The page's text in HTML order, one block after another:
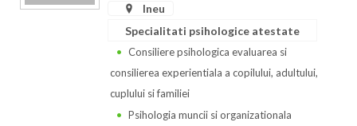
Ineu
Specialitati psihologice atestate
Consiliere psihologica evaluarea si
consilierea experientiala a copilului, adultului,
cuplului si familiei
Psihologia muncii si organizationala